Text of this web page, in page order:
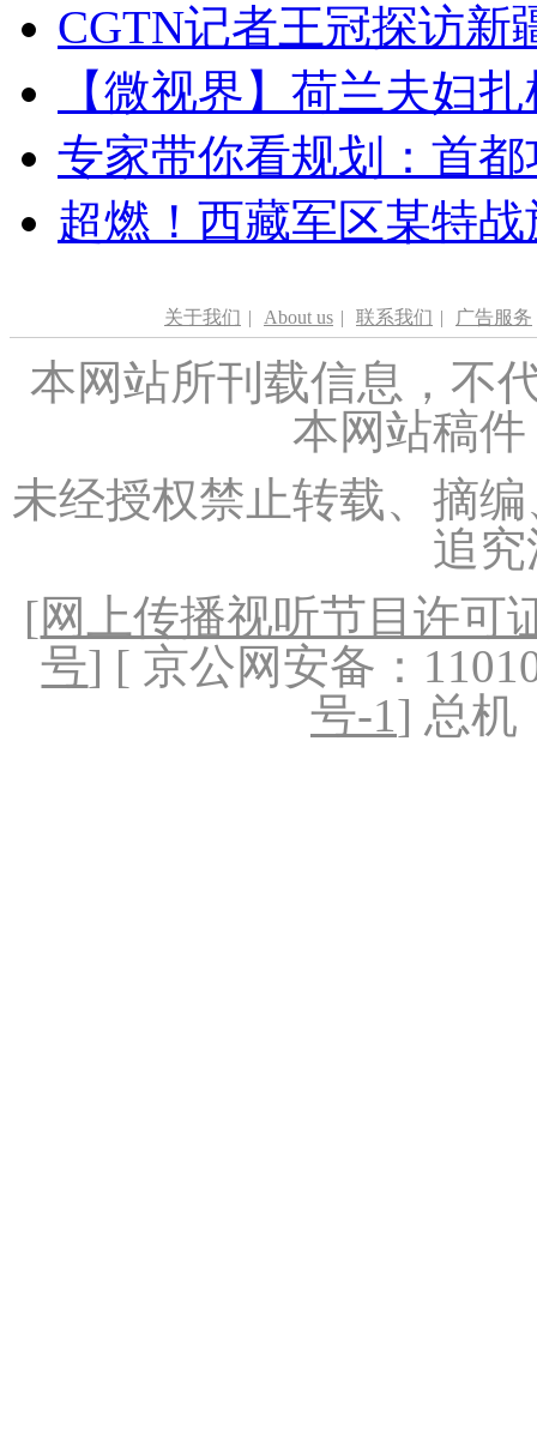
CGTN记者王冠探访新
【微视界】荷兰夫妇
专家带你看规划：首
超燃！西藏军区某特
关于我们 | About us | 联系我们 | 广告服务
本网站所刊载信息，不
本网站稿
未经授权禁止转载、摘
追
[网上传播视听节目许可
号] [ 京公网安备：
号-1] 总机